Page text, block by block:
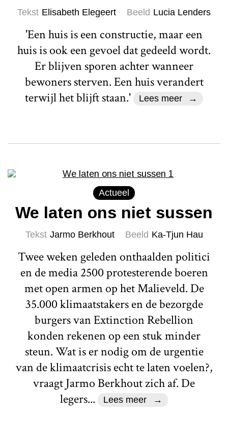
Tekst Elisabeth Elegeert Beeld Lucia Lenders
'Een huis is een constructie, maar een
huis is ook een gevoel dat gedeeld wordt.
Er blijven sporen achter wanneer
bewoners sterven. Een huis verandert
terwijl het blijft staan.'
Lees meer
Actueel
We laten ons niet sussen
Tekst Jarmo Berkhout Beeld Ka-Tjun Hau
Twee weken geleden onthaalden politici
en de media 2500 protesterende boeren
met open armen op het Malieveld. De
35.000 klimaatstakers en de bezorgde
burgers van Extinction Rebellion
konden rekenen op een stuk minder
steun. Wat is er nodig om de urgentie
van de klimaatcrisis echt te laten voelen?,
vraagt Jarmo Berkhout zich af. De
legers...
Lees meer